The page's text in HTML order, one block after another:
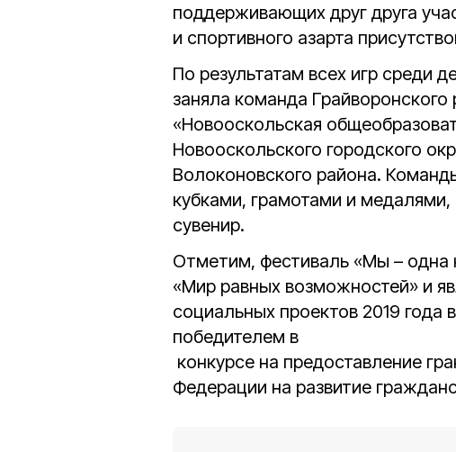
поддерживающих друг друга
и спортивного азарта
По результатам всех игр среди
заняла команда
«Новооскольская
Новооскольского городского
Волоконовского района.
кубками, грамотами и
сувенир.
Отметим, фестиваль «Мы – одна
«Мир равных возможностей» и
социальных проектов 2019 года
победителем в
конкурсе на предоставление
Федерации на развитие